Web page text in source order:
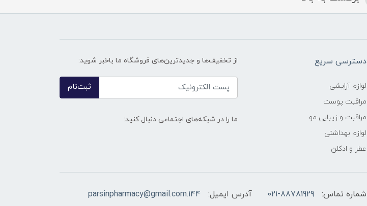
دسترسی سریع
لوازم آرایشی
مراقبت پوست
مراقبت و زیبایی مو
لوازم بهداشتی
عطر و ادکلن
از تخفیف‌ها و جدیدترین‌های فروشگاه ما باخبر شوید:
ثبت‌نام
ما را در شبکه‌های اجتماعی دنبال کنید:
شماره تماس: 021-88781929 آدرس ایمیل: 144.parsinpharmacy@gmail.com